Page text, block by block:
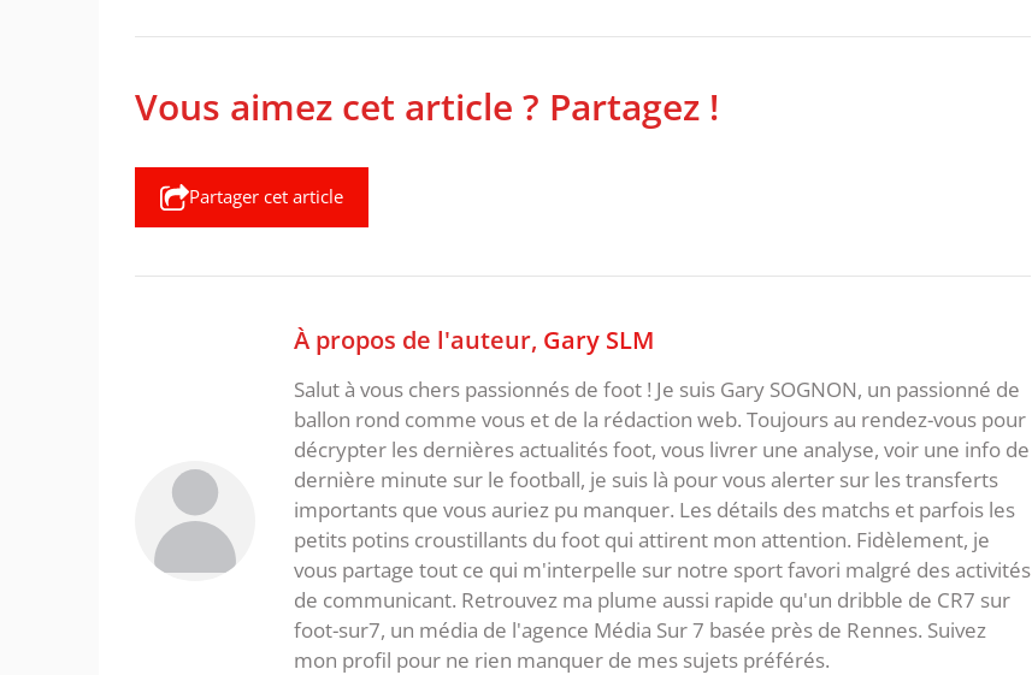
Vous aimez cet article ? Partagez !
Partager cet article
À propos de l'auteur, Gary SLM
Salut à vous chers passionnés de foot ! Je suis Gary SOGNON, un passionné de
ballon rond comme vous et de la rédaction web. Toujours au rendez-vous pour
décrypter les dernières actualités foot, vous livrer une analyse, voir une info de
dernière minute sur le football, je suis là pour vous alerter sur les transferts
importants que vous auriez pu manquer. Les détails des matchs et parfois les
petits potins croustillants du foot qui attirent mon attention. Fidèlement, je
vous partage tout ce qui m'interpelle sur notre sport favori malgré des activités
de communicant. Retrouvez ma plume aussi rapide qu'un dribble de CR7 sur
foot-sur7, un média de l'agence Média Sur 7 basée près de Rennes. Suivez
mon profil pour ne rien manquer de mes sujets préférés.